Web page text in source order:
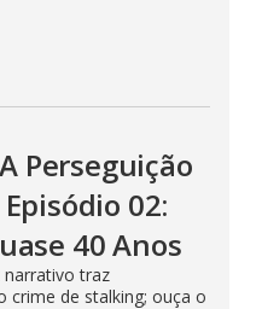
Perseguição
02:
40 Anos
narrativo traz
crime de stalking; ouça o